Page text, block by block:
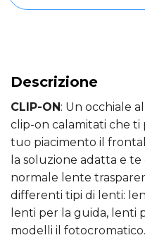
Descrizione
CLIP-ON: Un occhiale
clip-on calamitati che
tuo piacimento il
la soluzione adatta e
normale lente
differenti tipi di lenti:
lenti per la guida, lenti
modelli il